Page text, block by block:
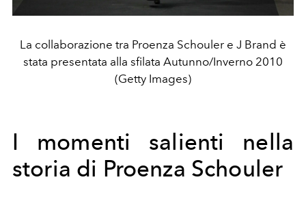
La collaborazione tra Proenza Schouler e J Brand è
stata presentata alla sfilata Autunno/Inverno 2010
(Getty Images)
I momenti salienti nella
storia di Proenza Schouler